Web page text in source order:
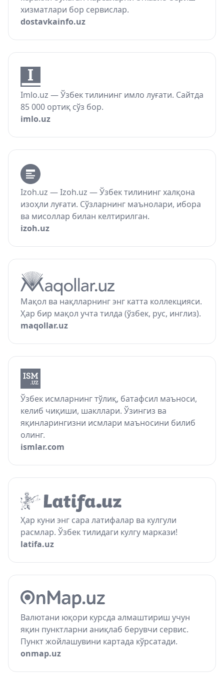
хизматлари бор сервислар.
dostavkainfo.uz
Imlo.uz — Ўзбек тилининг имло луғати. Сайтда
85 000 ортиқ сўз бор.
imlo.uz
Izoh.uz — Izoh.uz — Ўзбек тилининг халқона
изоҳли луғати. Сўзларнинг маънолари, ибора
ва мисоллар билан келтирилган.
izoh.uz
Мақол ва нақлларнинг энг катта коллекцияси.
Ҳар бир мақол учта тилда (ўзбек, рус, инглиз).
maqollar.uz
Ўзбек исмларнинг тўлиқ, батафсил маъноси,
келиб чиқиши, шакллари. Ўзингиз ва
яқинларингизни исмлари маъносини билиб
олинг.
ismlar.com
Ҳар куни энг сара латифалар ва кулгули
расмлар. Ўзбек тилидаги кулгу маркази!
latifa.uz
Валютани юқори курсда алмаштириш учун
яқин пунктларни аниқлаб берувчи сервис.
Пункт жойлашувини картада кўрсатади.
onmap.uz